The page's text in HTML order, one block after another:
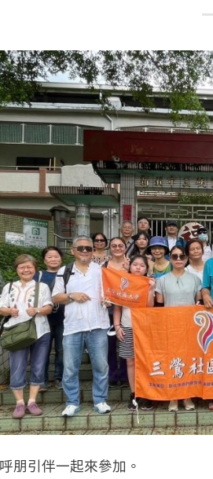
朋引伴一起來參加。